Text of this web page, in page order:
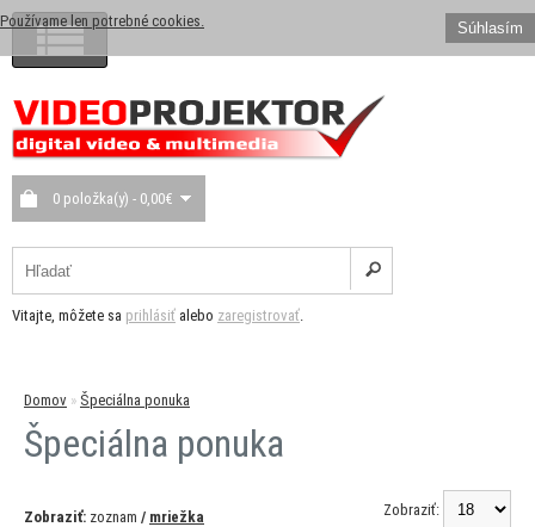
0 položka(y) - 0,00€
Vitajte, môžete sa prihlásiť alebo zaregistrovať.
Súhlasím
Používame len potrebné cookies.
Domov » Špeciálna ponuka
Špeciálna ponuka
Zobraziť: zoznam / mriežka Zobraziť: